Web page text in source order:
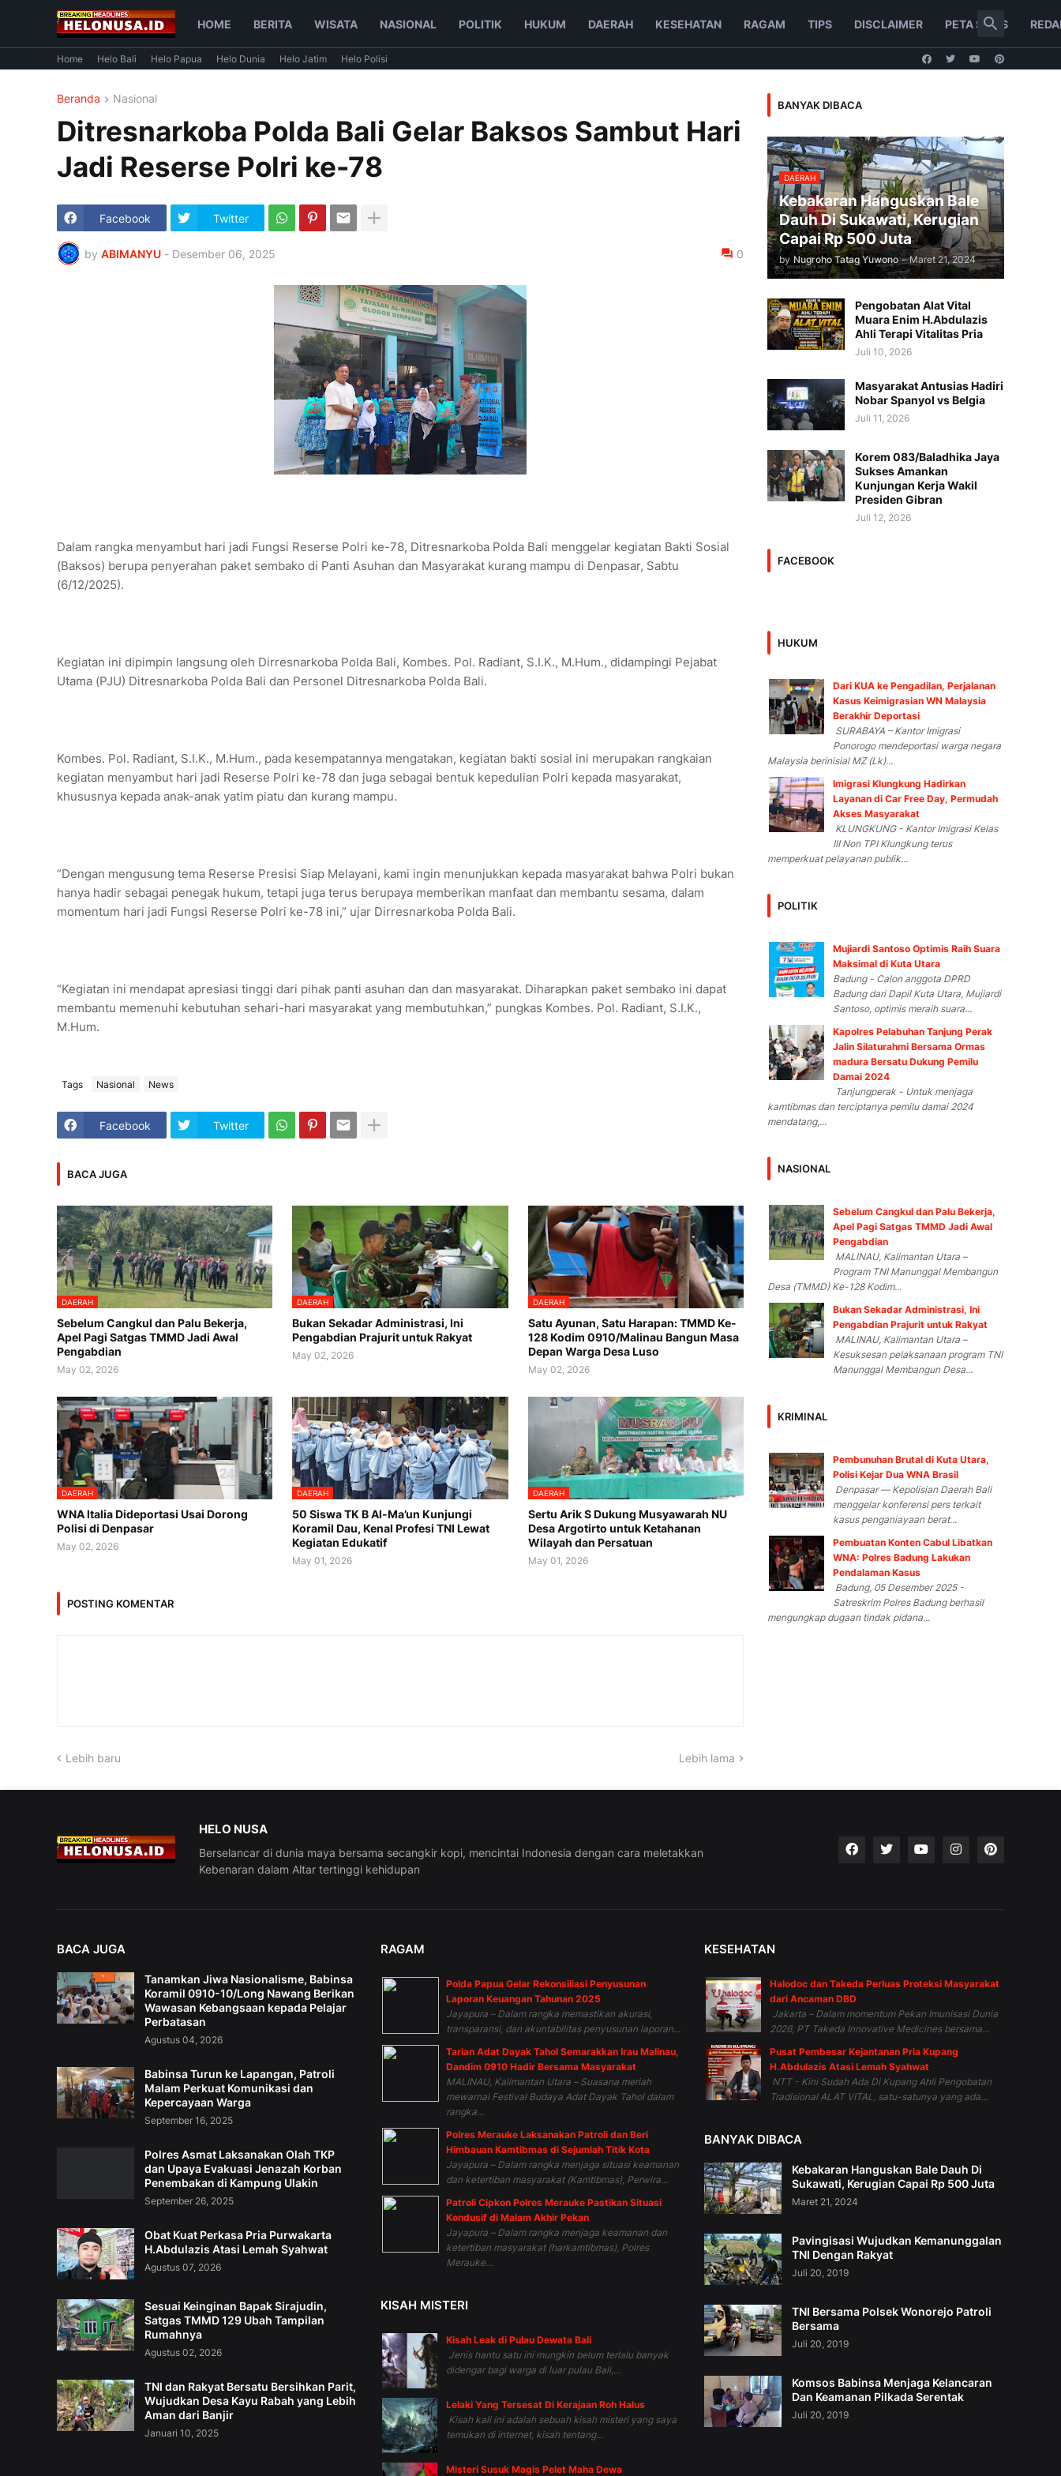
HOME BERITA WISATA NASIONAL POLITIK HUKUM DAERAH KESEHATAN RAGAM TIPS DISCLAIMER PETA SITUS
Home Helo Bali Helo Papua Helo Dunia Helo Jatim Helo Polisi
Beranda Nasional
Ditresnarkoba Polda Bali Gelar Baksos Sambut Hari
Jadi Reserse Polri ke-78
Facebook Twitter
by ABIMANYU - Desember 06, 2025 0
Dalam rangka menyambut hari jadi Fungsi Reserse Polri ke-78, Ditresnarkoba Polda Bali menggelar kegiatan Bakti Sosial
(Baksos) berupa penyerahan paket sembako di Panti Asuhan dan Masyarakat kurang mampu di Denpasar, Sabtu
(6/12/2025).
Kegiatan ini dipimpin langsung oleh Dirresnarkoba Polda Bali, Kombes. Pol. Radiant, S.I.K., M.Hum., didampingi Pejabat
Utama (PJU) Ditresnarkoba Polda Bali dan Personel Ditresnarkoba Polda Bali.
Kombes. Pol. Radiant, S.I.K., M.Hum., pada kesempatannya mengatakan, kegiatan bakti sosial ini merupakan rangkaian
kegiatan menyambut hari jadi Reserse Polri ke-78 dan juga sebagai bentuk kepedulian Polri kepada masyarakat,
khususnya kepada anak-anak yatim piatu dan kurang mampu.
“Dengan mengusung tema Reserse Presisi Siap Melayani, kami ingin menunjukkan kepada masyarakat bahwa Polri bukan
hanya hadir sebagai penegak hukum, tetapi juga terus berupaya memberikan manfaat dan membantu sesama, dalam
momentum hari jadi Fungsi Reserse Polri ke-78 ini,” ujar Dirresnarkoba Polda Bali.
“Kegiatan ini mendapat apresiasi tinggi dari pihak panti asuhan dan dan masyarakat. Diharapkan paket sembako ini dapat
membantu memenuhi kebutuhan sehari-hari masyarakat yang membutuhkan,” pungkas Kombes. Pol. Radiant, S.I.K.,
M.Hum.
Tags Nasional News
Facebook Twitter
BACA JUGA
DAERAH
Sebelum Cangkul dan Palu Bekerja,
Apel Pagi Satgas TMMD Jadi Awal
Pengabdian
May 02, 2026
DAERAH
Bukan Sekadar Administrasi, Ini
Pengabdian Prajurit untuk Rakyat
May 02, 2026
DAERAH
Satu Ayunan, Satu Harapan: TMMD Ke-
128 Kodim 0910/Malinau Bangun Masa
Depan Warga Desa Luso
May 02, 2026
DAERAH
WNA Italia Dideportasi Usai Dorong
Polisi di Denpasar
May 02, 2026
DAERAH
50 Siswa TK B Al-Ma’un Kunjungi
Koramil Dau, Kenal Profesi TNI Lewat
Kegiatan Edukatif
May 01, 2026
DAERAH
Sertu Arik S Dukung Musyawarah NU
Desa Argotirto untuk Ketahanan
Wilayah dan Persatuan
May 01, 2026
POSTING KOMENTAR
Lebih baru Lebih lama
BANYAK DIBACA
DAERAH
Kebakaran Hanguskan Bale
Dauh Di Sukawati, Kerugian
Capai Rp 500 Juta
by Nugroho Tatag Yuwono - Maret 21, 2024
Pengobatan Alat Vital
Muara Enim H.Abdulazis
Ahli Terapi Vitalitas Pria
Juli 10, 2026
Masyarakat Antusias Hadiri
Nobar Spanyol vs Belgia
Juli 11, 2026
Korem 083/Baladhika Jaya
Sukses Amankan
Kunjungan Kerja Wakil
Presiden Gibran
Juli 12, 2026
FACEBOOK
HUKUM
Dari KUA ke Pengadilan, Perjalanan
Kasus Keimigrasian WN Malaysia
Berakhir Deportasi
SURABAYA – Kantor Imigrasi
Ponorogo mendeportasi warga negara
Malaysia berinisial MZ (Lk)...
Imigrasi Klungkung Hadirkan
Layanan di Car Free Day, Permudah
Akses Masyarakat
KLUNGKUNG - Kantor Imigrasi Kelas
III Non TPI Klungkung terus
memperkuat pelayanan publik...
POLITIK
Mujiardi Santoso Optimis Raih Suara
Maksimal di Kuta Utara
Badung - Calon anggota DPRD
Badung dari Dapil Kuta Utara, Mujiardi
Santoso, optimis meraih suara...
Kapolres Pelabuhan Tanjung Perak
Jalin Silaturahmi Bersama Ormas
madura Bersatu Dukung Pemilu
Damai 2024
Tanjungperak - Untuk menjaga
kamtibmas dan terciptanya pemilu damai 2024
mendatang,...
NASIONAL
Sebelum Cangkul dan Palu Bekerja,
Apel Pagi Satgas TMMD Jadi Awal
Pengabdian
MALINAU, Kalimantan Utara –
Program TNI Manunggal Membangun
Desa (TMMD) Ke-128 Kodim...
Bukan Sekadar Administrasi, Ini
Pengabdian Prajurit untuk Rakyat
MALINAU, Kalimantan Utara –
Kesuksesan pelaksanaan program TNI
Manunggal Membangun Desa...
KRIMINAL
Pembunuhan Brutal di Kuta Utara,
Polisi Kejar Dua WNA Brasil
Denpasar — Kepolisian Daerah Bali
menggelar konferensi pers terkait
kasus penganiayaan berat...
Pembuatan Konten Cabul Libatkan
WNA: Polres Badung Lakukan
Pendalaman Kasus
Badung, 05 Desember 2025 -
Satreskrim Polres Badung berhasil
mengungkap dugaan tindak pidana...
HELO NUSA
Berselancar di dunia maya bersama secangkir kopi, mencintai Indonesia dengan cara meletakkan
Kebenaran dalam Altar tertinggi kehidupan
BACA JUGA
Tanamkan Jiwa Nasionalisme, Babinsa
Koramil 0910-10/Long Nawang Berikan
Wawasan Kebangsaan kepada Pelajar
Perbatasan
Agustus 04, 2026
Babinsa Turun ke Lapangan, Patroli
Malam Perkuat Komunikasi dan
Kepercayaan Warga
September 16, 2025
Polres Asmat Laksanakan Olah TKP
dan Upaya Evakuasi Jenazah Korban
Penembakan di Kampung Ulakin
September 26, 2025
Obat Kuat Perkasa Pria Purwakarta
H.Abdulazis Atasi Lemah Syahwat
Agustus 07, 2026
Sesuai Keinginan Bapak Sirajudin,
Satgas TMMD 129 Ubah Tampilan
Rumahnya
Agustus 02, 2026
TNI dan Rakyat Bersatu Bersihkan Parit,
Wujudkan Desa Kayu Rabah yang Lebih
Aman dari Banjir
Januari 10, 2025
RAGAM
Polda Papua Gelar Rekonsiliasi Penyusunan
Laporan Keuangan Tahunan 2025
Jayapura – Dalam rangka memastikan akurasi,
transparansi, dan akuntabilitas penyusunan laporan...
Tarian Adat Dayak Tahol Semarakkan Irau Malinau,
Dandim 0910 Hadir Bersama Masyarakat
MALINAU, Kalimantan Utara – Suasana meriah
mewarnai Festival Budaya Adat Dayak Tahol dalam
rangka...
Polres Merauke Laksanakan Patroli dan Beri
Himbauan Kamtibmas di Sejumlah Titik Kota
Jayapura – Dalam rangka menjaga situasi keamanan
dan ketertiban masyarakat (Kamtibmas), Perwira...
Patroli Cipkon Polres Merauke Pastikan Situasi
Kondusif di Malam Akhir Pekan
Jayapura – Dalam rangka menjaga keamanan dan
ketertiban masyarakat (harkamtibmas), Polres
Merauke...
KISAH MISTERI
Kisah Leak di Pulau Dewata Bali
Jenis hantu satu ini mungkin belum terlalu banyak
didengar bagi warga di luar pulau Bali,...
Lelaki Yang Tersesat Di Kerajaan Roh Halus
Kisah kali ini adalah sebuah kisah misteri yang saya
temukan di internet, kisah tentang...
Misteri Susuk Magis Pelet Maha Dewa
KESEHATAN
Halodoc dan Takeda Perluas Proteksi Masyarakat
dari Ancaman DBD
Jakarta – Dalam momentum Pekan Imunisasi Dunia
2026, PT Takeda Innovative Medicines bersama...
Pusat Pembesar Kejantanan Pria Kupang
H.Abdulazis Atasi Lemah Syahwat
NTT - Kini Sudah Ada Di Kupang Ahli Pengobatan
Tradisional ALAT VITAL, satu-satunya yang ada...
BANYAK DIBACA
Kebakaran Hanguskan Bale Dauh Di
Sukawati, Kerugian Capai Rp 500 Juta
Maret 21, 2024
Pavingisasi Wujudkan Kemanunggalan
TNI Dengan Rakyat
Juli 20, 2019
TNI Bersama Polsek Wonorejo Patroli
Bersama
Juli 20, 2019
Komsos Babinsa Menjaga Kelancaran
Dan Keamanan Pilkada Serentak
Juli 20, 2019